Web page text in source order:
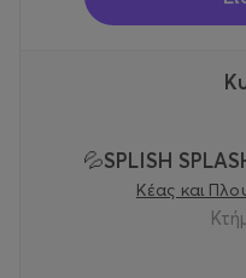
💦SPLISH
Κέας και